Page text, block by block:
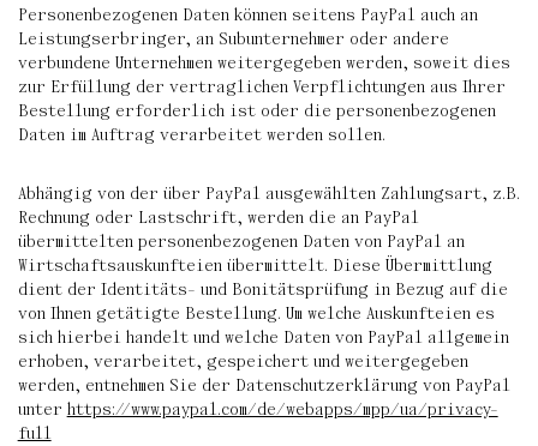
Personenbezogenen Daten können seitens PayPal auch an
Leistungserbringer, an Subunternehmer oder andere
verbundene Unternehmen weitergegeben werden, soweit dies
zur Erfüllung der vertraglichen Verpflichtungen aus Ihrer
Bestellung erforderlich ist oder die personenbezogenen
Daten im Auftrag verarbeitet werden sollen.
Abhängig von der über PayPal ausgewählten Zahlungsart, z.B.
Rechnung oder Lastschrift, werden die an PayPal
übermittelten personenbezogenen Daten von PayPal an
Wirtschaftsauskunfteien übermittelt. Diese Übermittlung
dient der Identitäts- und Bonitätsprüfung in Bezug auf die
von Ihnen getätigte Bestellung. Um welche Auskunfteien es
sich hierbei handelt und welche Daten von PayPal allgemein
erhoben, verarbeitet, gespeichert und weitergegeben
werden, entnehmen Sie der Datenschutzerklärung von PayPal
unter https://www.paypal.com/de/webapps/mpp/ua/privacy-
full